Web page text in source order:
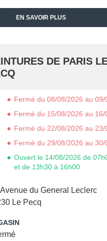
EN SAVOIR PLUS
DE PARIS
du General Leclerc
Le Pecq
Fermé du 08/08/2026 au 09/
Fermé du 15/08/2026 au 16/
Fermé du 22/08/2026 au 23/
Fermé du 29/08/2026 au 30/
Ouvert le 14/08/2026 de
et de 13h30 à 16h00